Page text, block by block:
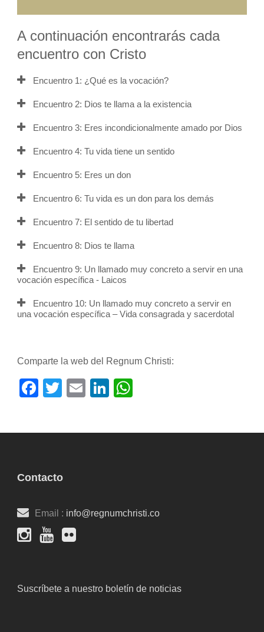
A continuación encontrarás cada
encuentro con Cristo
Encuentro 1: ¿Qué es la vocación?
Encuentro 2: Dios te llama a la existencia
Encuentro 3: Eres incondicionalmente amado por Dios
Encuentro 4: Tu vida tiene un sentido
Encuentro 5: Eres un don
Encuentro 6: Tu vida es un don para los demás
Encuentro 7: El sentido de tu libertad
Encuentro 8: Dios te llama
Encuentro 9: Un llamado muy concreto a servir en una
vocación específica - Laicos
Encuentro 10: Un llamado muy concreto a servir en
una vocación específica – Vida consagrada y sacerdotal
Comparte la web del Regnum Christi:
Facebook
Twitter
EmailLinkedIn
Contacto
Email : info@regnumchristi.co
Suscríbete a nuestro boletín de noticias